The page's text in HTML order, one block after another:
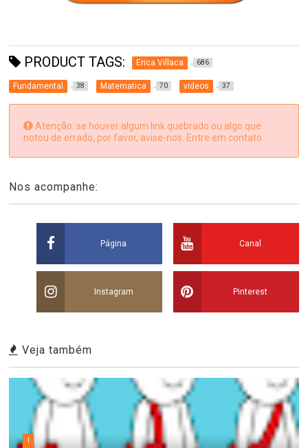
PRODUCT TAGS: Erica Villaca 686
Fundamental 38 Matematica 70 videos 37
Atenção: se houver algum link quebrado ou algo que
notou de errado, por favor, avise-nos. Entre em contato.
Nos acompanhe:
Página Canal
Instagram Pinterest
Veja também
1